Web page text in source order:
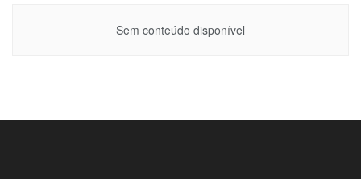
Sem conteúdo disponível